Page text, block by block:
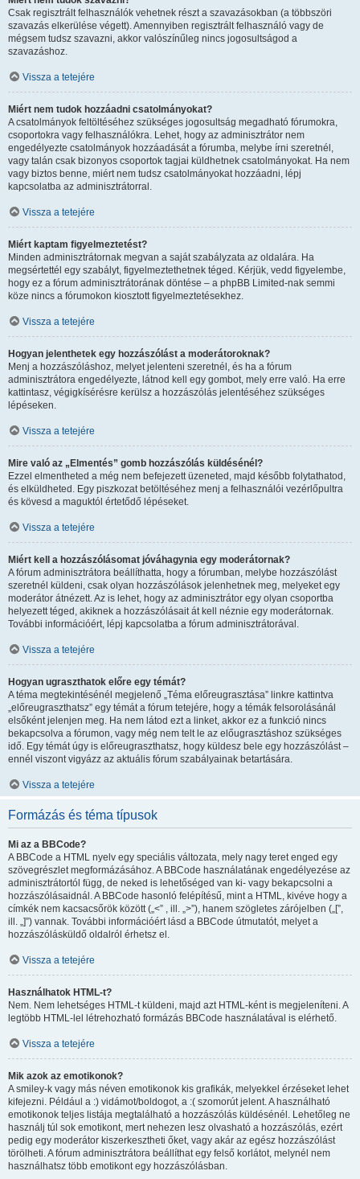
Csak regisztrált felhasználók vehetnek részt a szavazásokban (a többszöri
szavazás elkerülése végett). Amennyiben regisztrált felhasználó vagy de
mégsem tudsz szavazni, akkor valószínűleg nincs jogosultságod a
szavazáshoz.
Vissza a tetejére
Miért nem tudok hozzáadni csatolmányokat?
A csatolmányok feltöltéséhez szükséges jogosultság megadható fórumokra,
csoportokra vagy felhasználókra. Lehet, hogy az adminisztrátor nem
engedélyezte csatolmányok hozzáadását a fórumba, melybe írni szeretnél,
vagy talán csak bizonyos csoportok tagjai küldhetnek csatolmányokat. Ha nem
vagy biztos benne, miért nem tudsz csatolmányokat hozzáadni, lépj
kapcsolatba az adminisztrátorral.
Vissza a tetejére
Miért kaptam figyelmeztetést?
Minden adminisztrátornak megvan a saját szabályzata az oldalára. Ha
megsértettél egy szabályt, figyelmeztethetnek téged. Kérjük, vedd figyelembe,
hogy ez a fórum adminisztrátorának döntése – a phpBB Limited-nak semmi
köze nincs a fórumokon kiosztott figyelmeztetésekhez.
Vissza a tetejére
Hogyan jelenthetek egy hozzászólást a moderátoroknak?
Menj a hozzászóláshoz, melyet jelenteni szeretnél, és ha a fórum
adminisztrátora engedélyezte, látnod kell egy gombot, mely erre való. Ha erre
kattintasz, végigkísérésre kerülsz a hozzászólás jelentéséhez szükséges
lépéseken.
Vissza a tetejére
Mire való az „Elmentés” gomb hozzászólás küldésénél?
Ezzel elmentheted a még nem befejezett üzeneted, majd később folytathatod,
és elküldheted. Egy piszkozat betöltéséhez menj a felhasználói vezérlőpultra
és kövesd a maguktól értetődő lépéseket.
Vissza a tetejére
Miért kell a hozzászólásomat jóváhagynia egy moderátornak?
A fórum adminisztrátora beállíthatta, hogy a fórumban, melybe hozzászólást
szeretnél küldeni, csak olyan hozzászólások jelenhetnek meg, melyeket egy
moderátor átnézett. Az is lehet, hogy az adminisztrátor egy olyan csoportba
helyezett téged, akiknek a hozzászólásait át kell néznie egy moderátornak.
További információért, lépj kapcsolatba a fórum adminisztrátorával.
Vissza a tetejére
Hogyan ugraszthatok előre egy témát?
A téma megtekintésénél megjelenő „Téma előreugrasztása” linkre kattintva
„előreugraszthatsz” egy témát a fórum tetejére, hogy a témák felsorolásánál
elsőként jelenjen meg. Ha nem látod ezt a linket, akkor ez a funkció nincs
bekapcsolva a fórumon, vagy még nem telt le az előugrasztáshoz szükséges
idő. Egy témát úgy is előreugraszthatsz, hogy küldesz bele egy hozzászólást –
ennél viszont vigyázz az aktuális fórum szabályainak betartására.
Vissza a tetejére
Formázás és téma típusok
Mi az a BBCode?
A BBCode a HTML nyelv egy speciális változata, mely nagy teret enged egy
szövegrészlet megformázásához. A BBCode használatának engedélyezése az
adminisztrátortól függ, de neked is lehetőséged van ki- vagy bekapcsolni a
hozzászólásaidnál. A BBCode hasonló felépítésű, mint a HTML, kivéve hogy a
címkék nem kacsacsőrök között („<” , ill. „>”), hanem szögletes zárójelben („[”,
ill. „]”) vannak. További információért lásd a BBCode útmutatót, melyet a
hozzászólásküldő oldalról érhetsz el.
Vissza a tetejére
Használhatok HTML-t?
Nem. Nem lehetséges HTML-t küldeni, majd azt HTML-ként is megjeleníteni. A
legtöbb HTML-lel létrehozható formázás BBCode használatával is elérhető.
Vissza a tetejére
Mik azok az emotikonok?
A smiley-k vagy más néven emotikonok kis grafikák, melyekkel érzéseket lehet
kifejezni. Például a :) vidámot/boldogot, a :( szomorút jelent. A használható
emotikonok teljes listája megtalálható a hozzászólás küldésénél. Lehetőleg ne
használj túl sok emotikont, mert nehezen lesz olvasható a hozzászólás, ezért
pedig egy moderátor kiszerkesztheti őket, vagy akár az egész hozzászólást
törölheti. A fórum adminisztrátora beállíthat egy felső korlátot, melynél nem
használhatsz több emotikont egy hozzászólásban.